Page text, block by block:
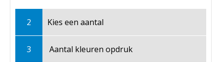
2 Kies een aantal
3 Aantal kleuren opdruk